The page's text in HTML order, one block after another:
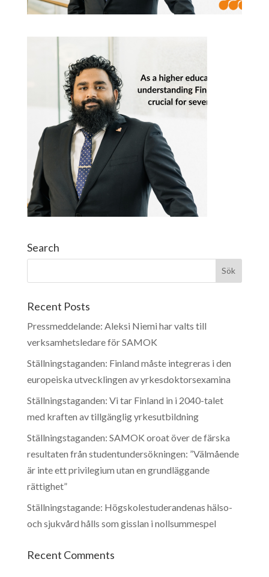
Search
Recent Posts
Pressmeddelande: Aleksi Niemi har valts till
verksamhetsledare för SAMOK
Ställningstaganden: Finland måste integreras i den
europeiska utvecklingen av yrkesdoktorsexamina
Ställningstaganden: Vi tar Finland in i 2040-talet
med kraften av tillgänglig yrkesutbildning
Ställningstaganden: SAMOK oroat över de färska
resultaten från studentundersökningen: ”Välmående
är inte ett privilegium utan en grundläggande
rättighet”
Ställningstagande: Högskolestuderandenas hälso-
och sjukvård hålls som gisslan i nollsummespel
Recent Comments